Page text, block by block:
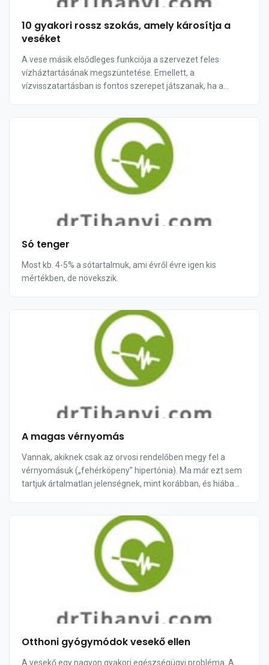
10 gyakori rossz szokás, amely károsítja a
veséket
A vese másik elsődleges funkciója a szervezet feles
vízháztartásának megszüntetése. Emellett, a
vízvisszatartásban is fontos szerepet játszanak, ha a
Só tenger
Most kb. 4-5% a sótartalmuk, ami évről évre igen kis
mértékben, de növekszik.
A magas vérnyomás
Vannak, akiknek csak az orvosi rendelőben megy fel a
vérnyomásuk („fehérköpeny” hipertónia). Ma már ezt sem
tartjuk ártalmatlan jelenségnek, mint korábban, és hiába
Otthoni gyógymódok vesekő ellen
A vesekő egy nagyon gyakori egészségügyi probléma. A